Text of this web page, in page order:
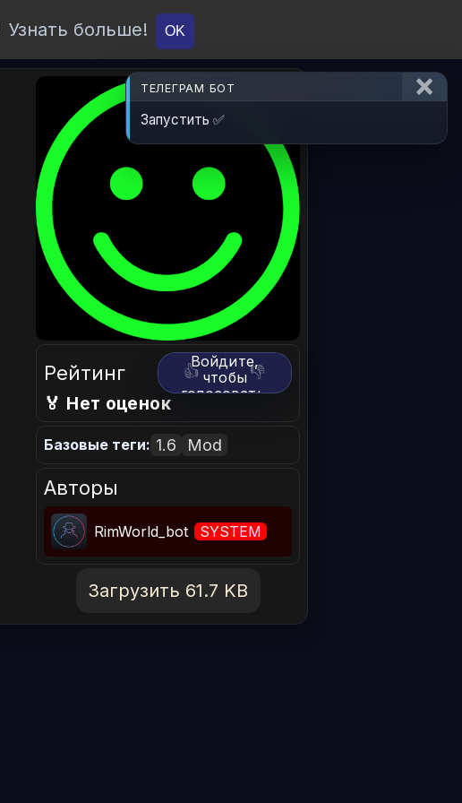
Узнать больше! OK
Рейтинг 👍 👎
Войдите,
чтобы
голосовать.
🏅 Нет оценок
Базовые теги: 1.6 Mod
Авторы
RimWorld_bot SYSTEM
Загрузить 61.7 KB
ТЕЛЕГРАМ БОТ
Запустить ✅